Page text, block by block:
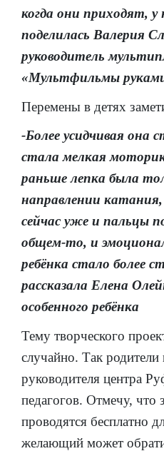
когда они приходят, у
поделилась Валерия
руководитель
«Мультфильмы
Перемены в детях
-Более усидчивая она
стала мелкая
раньше лепка была
направлении
сейчас уже и пальцы
общем-то, и
ребёнка стало более
рассказала Елена
особенного ребёнка
Тему творческого
случайно. Так родители
руководителя центра
педагогов. Отмечу, что
проводятся бесплатно
желающий может